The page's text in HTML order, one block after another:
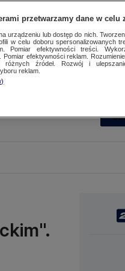
przetwarzamy dane w celu
urządzeniu lub dostęp do nich.
w celu doboru spersonalizowanych
Pomiar efektywności treści.
Pomiar efektywności reklam.
źródeł. Rozwój i
reklam.